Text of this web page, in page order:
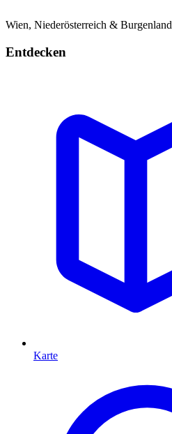
Wien, Niederösterreich & Burgenland
Entdecken
Karte